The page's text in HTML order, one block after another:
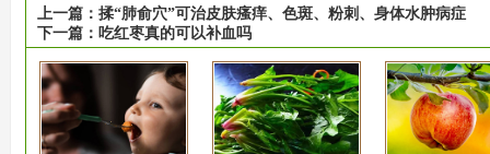
上一篇： 揉“肺俞穴”可治皮肤瘙痒、色斑、粉刺、身体水肿病症
下一篇： 吃红枣真的可以补血吗